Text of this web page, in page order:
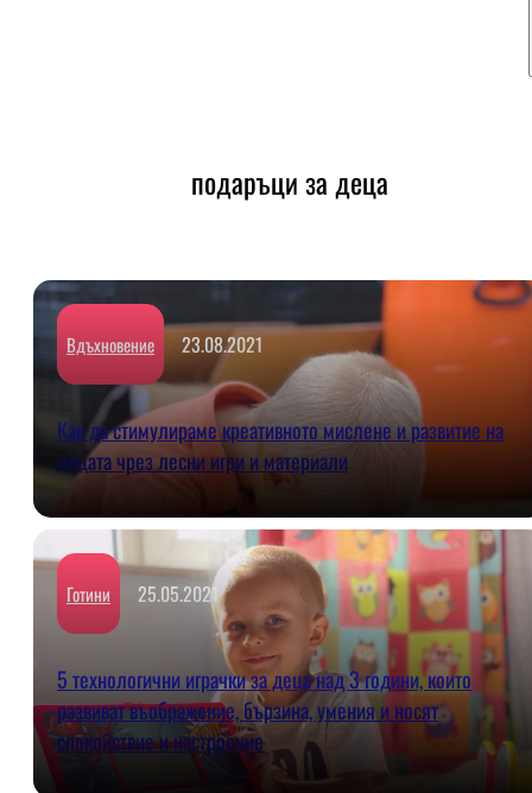
подаръци за деца
Вдъхновение 23.08.2021
Как да стимулираме креативното мислене и развитие на
децата чрез лесни игри и материали
Готини 25.05.2021
5 технологични играчки за деца над 3 години, които
развиват въображение, бързина, умения и носят
спокойствие и настроение